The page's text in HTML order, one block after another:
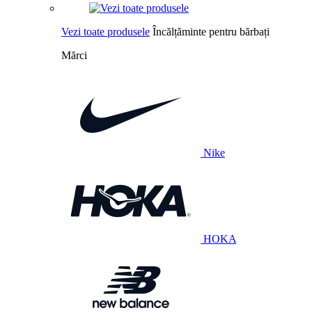
Vezi toate produsele Încălțăminte pentru bărbați
Mărci
Nike
HOKA